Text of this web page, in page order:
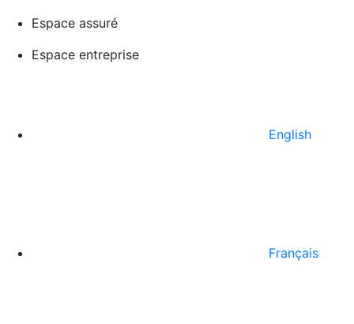
Espace assuré
Espace entreprise
English
Français